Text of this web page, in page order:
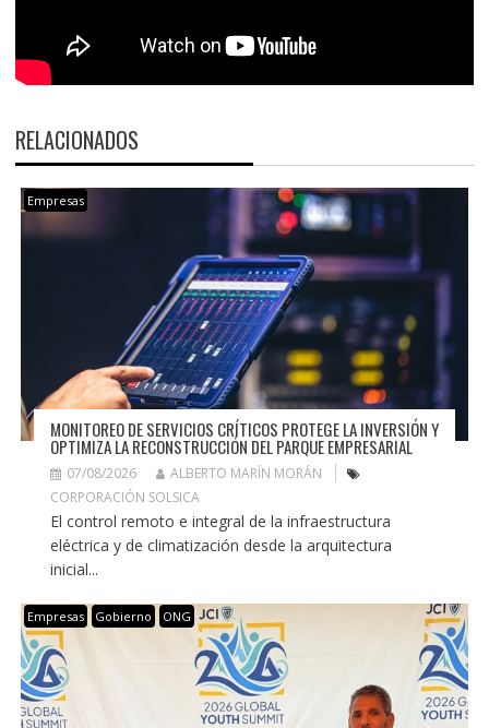
RELACIONADOS
Empresas
MONITOREO DE SERVICIOS CRÍTICOS PROTEGE LA INVERSIÓN Y
OPTIMIZA LA RECONSTRUCCIÓN DEL PARQUE EMPRESARIAL
07/08/2026
ALBERTO MARÍN MORÁN
CORPORACIÓN SOLSICA
El control remoto e integral de la infraestructura
eléctrica y de climatización desde la arquitectura
inicial...
Empresas Gobierno ONG